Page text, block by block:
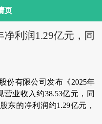
页
利润1.29亿元，同
份有限公司发布《2025年
业收入约38.53亿元，同
东的净利润约1.29亿元，